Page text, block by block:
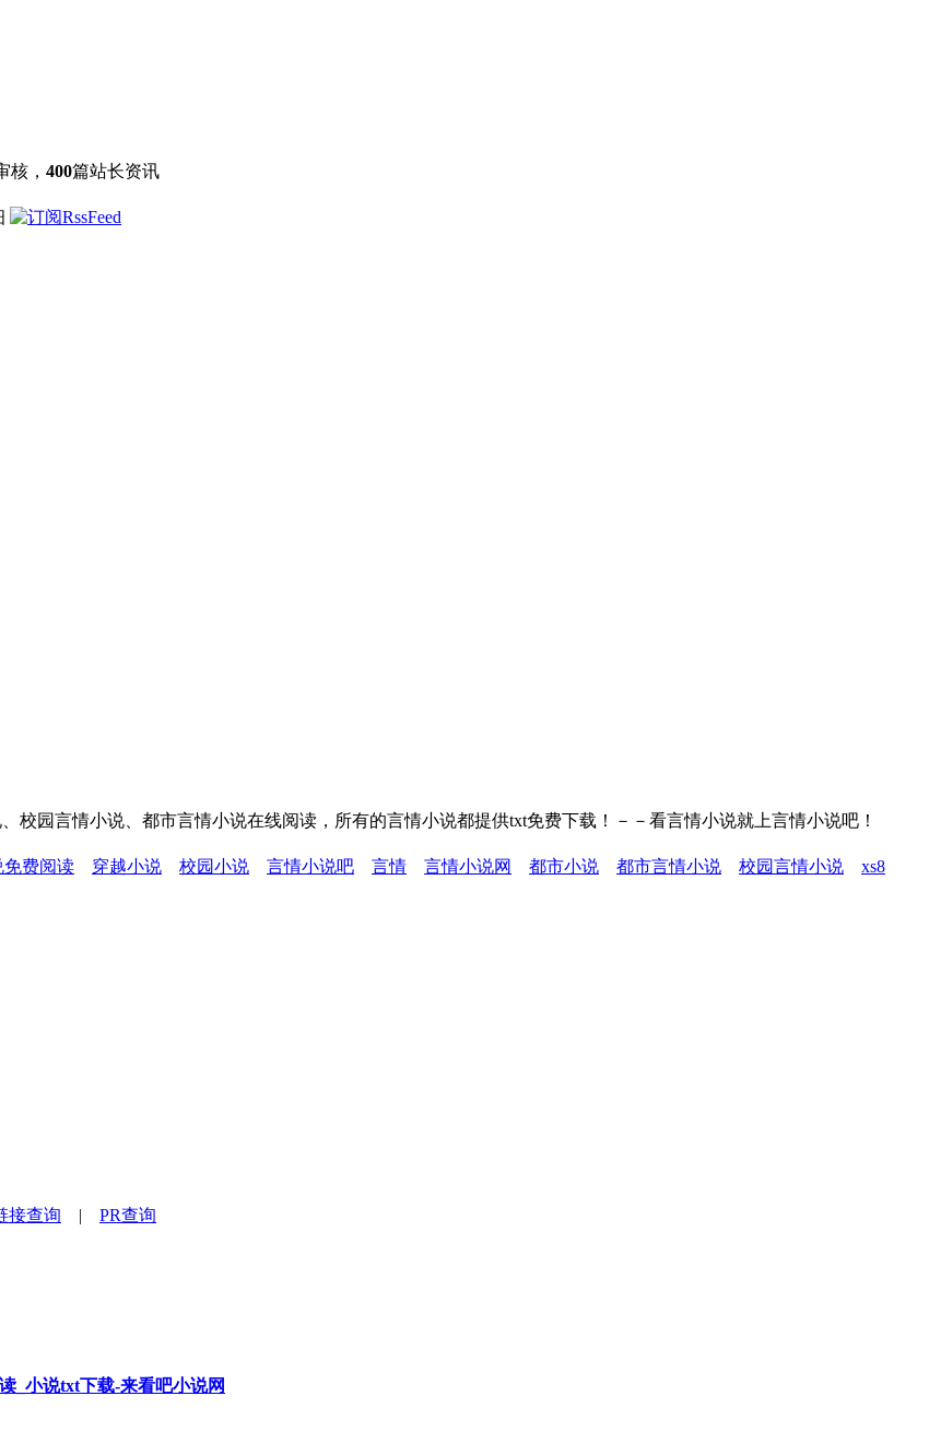
核， 400篇站长资讯
校园言情小说、都市言情小说在线阅读，所有的言情小说都提供txt免费下载！－－看言情小说就上言情小说吧！
免费阅读 穿越小说 校园小说 言情小说吧 言情 言情小说网 都市小说 都市言情小说 校园言情小说 xs8
接查询 | PR查询
_小说txt下载-来看吧小说网